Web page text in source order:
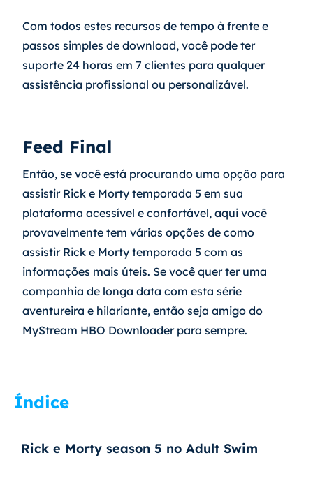
Com todos estes recursos de tempo à frente e
passos simples de download, você pode ter
suporte 24 horas em 7 clientes para qualquer
assistência profissional ou personalizável.
Feed Final
Então, se você está procurando uma opção para
assistir Rick e Morty temporada 5 em sua
plataforma acessível e confortável, aqui você
provavelmente tem várias opções de como
assistir Rick e Morty temporada 5 com as
informações mais úteis. Se você quer ter uma
companhia de longa data com esta série
aventureira e hilariante, então seja amigo do
MyStream HBO Downloader para sempre.
Índice
Rick e Morty season 5 no Adult Swim